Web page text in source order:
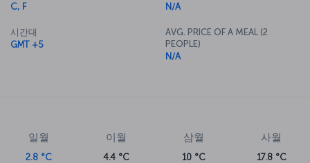
C, F
시간대
GMT +5
N/A
AVG. PRICE OF A MEAL (2
PEOPLE)
N/A
일월
2.8 °C
이월
4.4 °C
삼월
10 °C
사월
17.8 °C